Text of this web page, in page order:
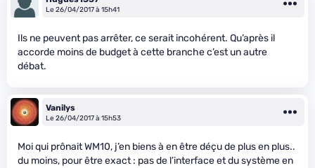
Le 26/04/2017 à 15h41
Ils ne peuvent pas arrêter, ce serait incohérent. Qu’après il
accorde moins de budget à cette branche c’est un autre
débat.
Vanilys
Le 26/04/2017 à 15h53
Moi qui prônait WM10, j’en biens à en être déçu de plus en plus..
du moins, pour être exact : pas de l’interface et du système en